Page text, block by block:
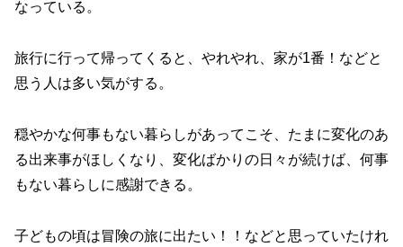
なっている。
旅行に行って帰ってくると、やれやれ、家が1番！などと
思う人は多い気がする。
穏やかな何事もない暮らしがあってこそ、たまに変化のあ
る出来事がほしくなり、変化ばかりの日々が続けば、何事
もない暮らしに感謝できる。
子どもの頃は冒険の旅に出たい！！などと思っていたけれ